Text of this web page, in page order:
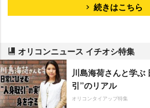
続きはこちら
オリコンニュース イチオシ特集
川島海荷さんと学ぶ
引”のリアル
オリコンタイアップ特集